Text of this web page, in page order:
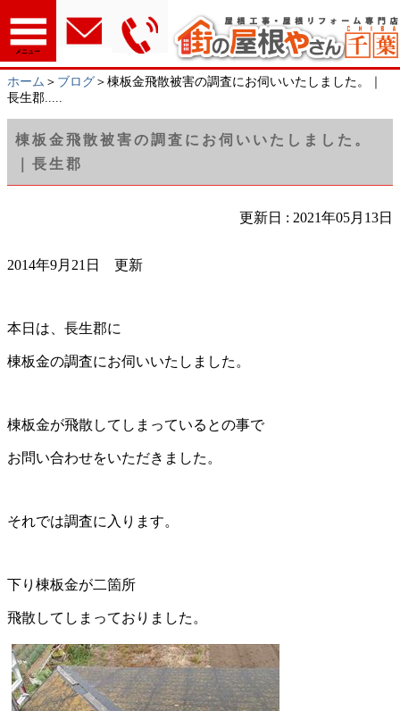
メニュー
ホーム ＞ ブログ ＞棟板金飛散被害の調査にお伺いいたしました。｜
長生郡.....
棟板金飛散被害の調査にお伺いいたしました。
｜長生郡
更新日 : 2021年05月13日
2014年9月21日 更新
本日は、長生郡に
棟板金の調査にお伺いいたしました。
棟板金が飛散してしまっているとの事で
お問い合わせをいただきました。
それでは調査に入ります。
下り棟板金が二箇所
飛散してしまっておりました。